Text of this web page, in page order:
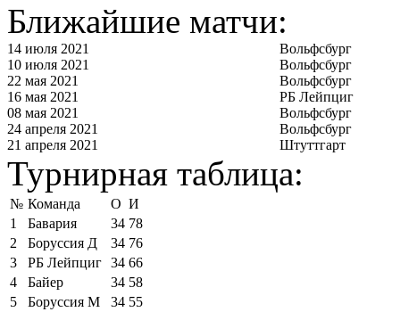
Ближайшие матчи:
14 июля 2021
Вольфсбург
10 июля 2021
Вольфсбург
22 мая 2021
Вольфсбург
16 мая 2021
РБ Лейпциг
08 мая 2021
Вольфсбург
24 апреля 2021
Вольфсбург
21 апреля 2021
Штуттгарт
Турнирная таблица:
№ Команда О И
1
Бавария 34 78
2
Боруссия Д 34 76
3
РБ Лейпциг 34 66
4
Байер 34 58
5
Боруссия М 34 55